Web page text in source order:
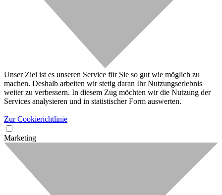
Unser Ziel ist es unseren Service für Sie so gut wie möglich zu
machen. Deshalb arbeiten wir stetig daran Ihr Nutzungserlebnis
weiter zu verbessern. In diesem Zug möchten wir die Nutzung der
Services analysieren und in statistischer Form auswerten.
Zur Cookierichtlinie
Marketing